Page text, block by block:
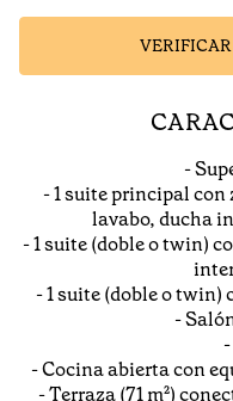
-
- 1 suite principal con
lavabo, ducha
- 1 suite (doble o twin)
- 1 suite (doble o twin)
-
- Cocina abierta con
- Terraza (71 m²)